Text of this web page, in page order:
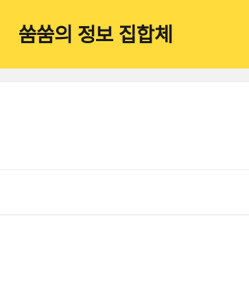
쑴쑴의 정보 집합체